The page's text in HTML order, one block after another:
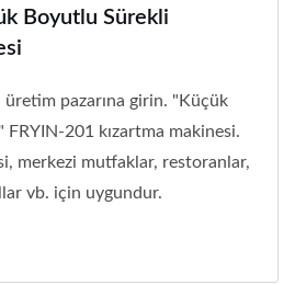
Boyutlu Sürekli
pazarına girin. "Küçük
201 kızartma makinesi.
merkezi mutfaklar, restoranlar,
vb. için uygundur.